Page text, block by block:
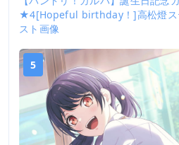
★4[Hopeful birthday！]高松燈ス
スト画像
5